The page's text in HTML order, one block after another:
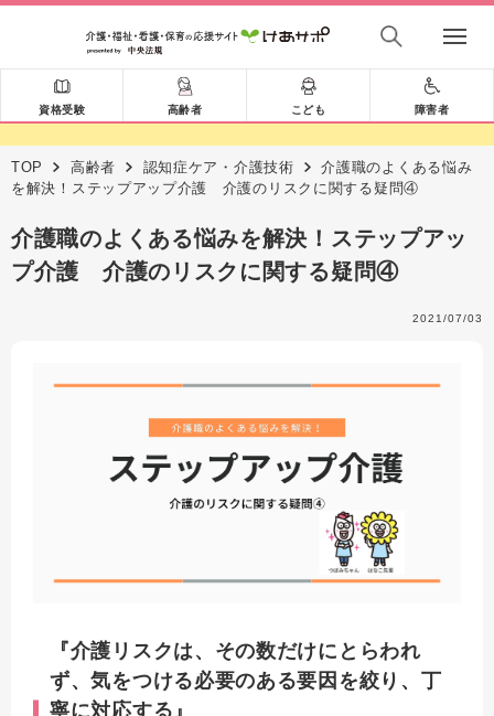
資格受験 高齢者 こども 障害者
TOP 高齢者 認知症ケア・介護技術
介護職のよくある悩み
を解決！ステップアップ介護 介護のリスクに関する疑問④
介護職のよくある悩みを解決！ステップアッ
プ介護 介護のリスクに関する疑問④
2021/07/03
『介護リスクは、その数だけにとらわれ
ず、気をつける必要のある要因を絞り、丁
寧に対応する』